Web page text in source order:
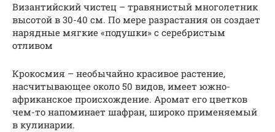
Византийский чистец – травянистый многолетник
высотой в 30-40 см. По мере разрастания он создает
нарядные мягкие «подушки» с серебристым
отливом
Крокосмия – необычайно красивое растение,
насчитывающее около 50 видов, имеет южно-
африканское происхождение. Аромат его цветков
чем-то напоминает шафран, широко применяемый
в кулинарии.